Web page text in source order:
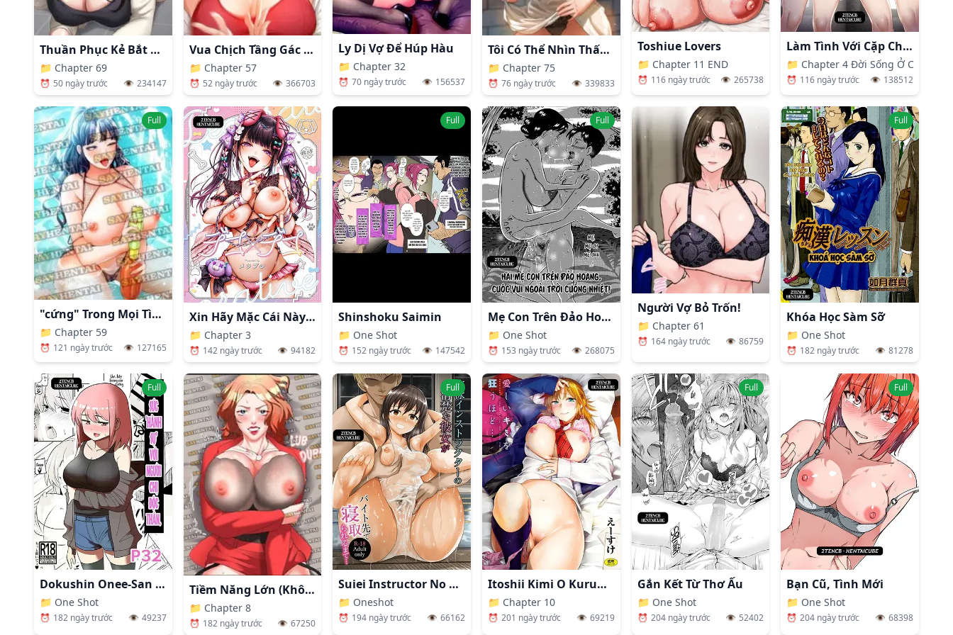
Thuần Phục Kẻ Bắt Nạt
📁 Chapter 69
⏰ 50 ngày trước 👁️ 234147
Vua Chịch Tầng Gác Mái
📁 Chapter 57
⏰ 52 ngày trước 👁️ 366703
Ly Dị Vợ Để Húp Hàu
📁 Chapter 32
⏰ 70 ngày trước 👁️ 156537
Tôi Có Thể Nhìn Thấy Những Dục Vọng
📁 Chapter 75
⏰ 76 ngày trước 👁️ 339833
Toshiue Lovers
📁 Chapter 11 END
⏰ 116 ngày trước 👁️ 265738
Làm Tình Với Cặp Chị Em Nóng Bỏng
📁 Chapter 4 Đời Sống Ở Công Ty
⏰ 116 ngày trước 👁️ 138512
Full
"cứng" Trong Mọi Tình Huống
📁 Chapter 59
⏰ 121 ngày trước 👁️ 127165
Xin Hãy Mặc Cái Này Đi, Kokonoe Senpai!
📁 Chapter 3
⏰ 142 ngày trước 👁️ 94182
Full
Shinshoku Saimin
📁 One Shot
⏰ 152 ngày trước 👁️ 147542
Full
Mẹ Con Trên Đảo Hoang
📁 One Shot
⏰ 153 ngày trước 👁️ 268075
Người Vợ Bỏ Trốn!
📁 Chapter 61
⏰ 164 ngày trước 👁️ 86759
Full
Khóa Học Sàm Sỡ
📁 One Shot
⏰ 182 ngày trước 👁️ 81278
Full
Dokushin Onee-San To Yari Houdai
📁 One Shot
⏰ 182 ngày trước 👁️ 49237
Tiềm Năng Lớn (Không Che)
📁 Chapter 8
⏰ 182 ngày trước 👁️ 67250
Full
Suiei Instructor No Seiso Na Kanojo Ga Beit Saki De Netorareru Made…
📁 Oneshot
⏰ 194 ngày trước 👁️ 66162
Itoshii Kimi O Kuruu Hodo…
📁 Chapter 10
⏰ 201 ngày trước 👁️ 69219
Full
Gắn Kết Từ Thơ Ấu
📁 One Shot
⏰ 204 ngày trước 👁️ 52402
Full
Bạn Cũ, Tình Mới
📁 One Shot
⏰ 204 ngày trước 👁️ 68398